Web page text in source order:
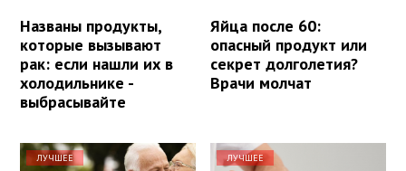
Названы продукты,
которые вызывают
рак: если нашли их в
холодильнике -
выбрасывайте
Яйца после 60:
опасный продукт или
секрет долголетия?
Врачи молчат
ЛУЧШЕЕ ЛУЧШЕЕ